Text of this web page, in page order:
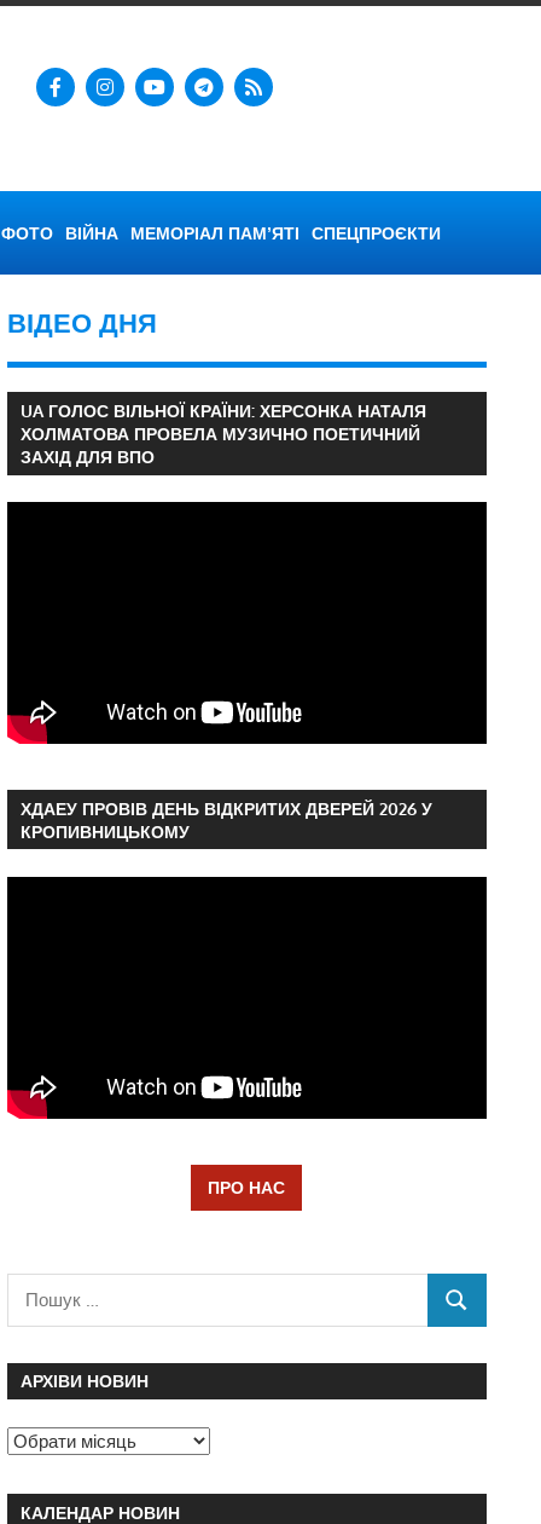
ФОТО ВІЙНА МЕМОРІАЛ ПАМ’ЯТІ СПЕЦПРОЄКТИ
ВІДЕО ДНЯ
UA ГОЛОС ВІЛЬНОЇ КРАЇНИ: ХЕРСОНКА НАТАЛЯ
ХОЛМАТОВА ПРОВЕЛА МУЗИЧНО ПОЕТИЧНИЙ
ЗАХІД ДЛЯ ВПО
ХДАЕУ ПРОВІВ ДЕНЬ ВІДКРИТИХ ДВЕРЕЙ 2026 У
КРОПИВНИЦЬКОМУ
ПРО НАС
АРХІВИ НОВИН
КАЛЕНДАР НОВИН